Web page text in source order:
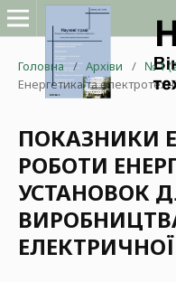
Головна / Архіви / № 1
Енергетика та
ПОКАЗНИКИ
РОБОТИ
УСТАНОВОК
ЕЛЕКТРИЧНОЇ